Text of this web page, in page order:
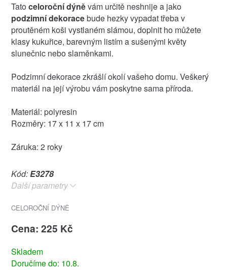
Tato celoroční dýněvám určitě neshnije a jako
podzimní dekoracebude hezky vypadat třeba v
proutěném koši vystlaném slámou, doplnit ho můžete
klasy kukuřice, barevným listím a sušenými květy
slunečnic nebo slaměnkami.
Podzimní dekorace zkrášlí okolí vašeho domu. Veškerý
materiál na její výrobu vám poskytne sama příroda.
Materiál: polyresin
Rozměry: 17 x 11 x 17 cm
Záruka: 2 roky
Kód:E3278
Další parametry
CELOROČNÍ DÝNĚ
Cena: 225 Kč
Skladem
Doručíme do: 10.8.